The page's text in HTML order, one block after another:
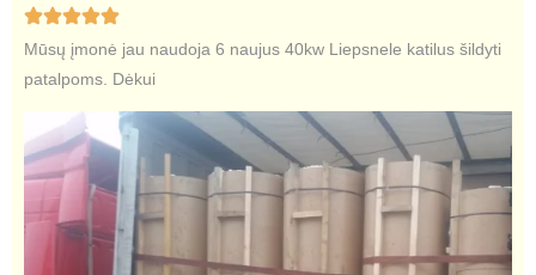
Mūsų įmonė jau naudoja 6 naujus 40kw Liepsnele katilus šildyti
patalpoms. Dėkui